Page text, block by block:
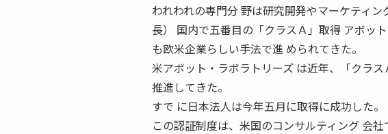
われわれの専門分 野は研究開発やマーケティ
長） 国内で五番目の「クラスＡ」取得 アボッ
も欧米企業らしい手法で進 められてきた。
米アボット・ラボラトリーズ は近年、「クラ
推進してきた。
すで に日本法人は今年五月に取得に成功した。
この認証制度は、米国のコンサルティング 会